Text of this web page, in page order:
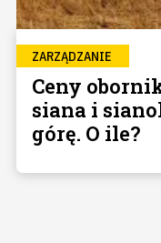
ZARZĄDZANIE
Ceny
siana i
górę. O ile?